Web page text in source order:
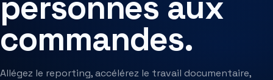
commandes.
Allégez le reporting, accélérez le travail documentaire,